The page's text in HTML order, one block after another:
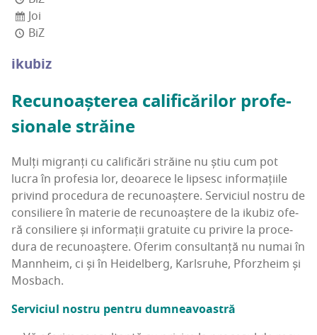
Joi
BiZ
iku­biz
Recu­noaș­te­rea cali­fi­că­ri­lor pro­fe­
sio­na­le străine
Mulți migranți cu cali­fi­cări stră­i­ne nu știu cum pot
lucra în pro­fe­sia lor, deo­a­re­ce le lip­sesc infor­ma­ți­i­le
pri­vind pro­ce­du­ra de recu­noaș­te­re. Ser­vi­ci­ul nos­tru de
con­si­li­e­re în mate­rie de recu­noaș­te­re de la iku­biz ofe­
ră con­si­li­e­re și infor­ma­ții gra­tu­i­te cu pri­vi­re la pro­ce­
du­ra de recu­noaș­te­re. Ofe­rim con­sul­tan­ță nu numai în
Man­nhe­im, ci și în Hei­del­berg, Karl­sru­he, Pfor­zhe­im și
Mosbach.
Ser­vi­ci­ul nos­tru pen­tru dumneavoastră